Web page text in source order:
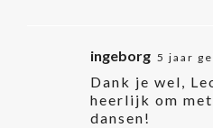
ingeborg 5 jaar
Dank je wel,
heerlijk om
dansen!